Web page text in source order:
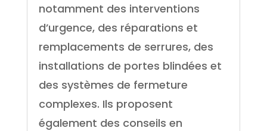
notamment des interventions
d’urgence, des réparations et
remplacements de serrures, des
installations de portes blindées et
des systèmes de fermeture
complexes. Ils proposent
également des conseils en